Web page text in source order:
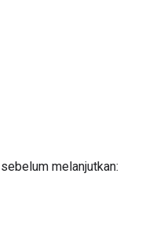
melanjutkan: